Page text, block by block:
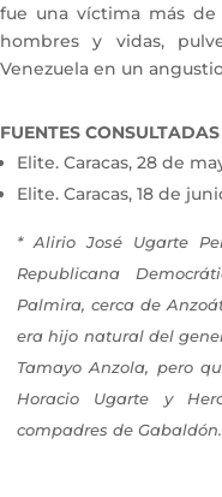
fue una víctima más
hombres y vidas,
Venezuela en un
FUENTES CONSULTADAS
Elite. Caracas, 28 de
Elite. Caracas, 18 de
* Alirio José Ugarte
Republicana
Palmira, cerca de
era hijo natural del
Tamayo Anzola, pero
Horacio Ugarte y
compadres de Gabaldón.